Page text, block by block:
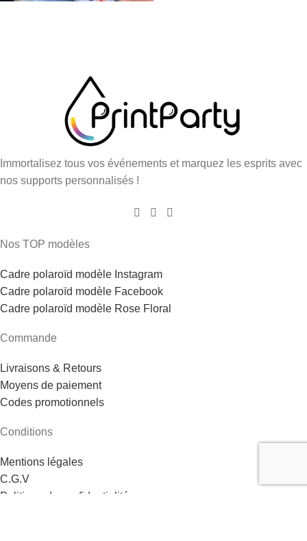
Immortalisez tous vos événements et marquez les esprits avec
nos supports personnalisés !
Nos TOP modèles
Cadre polaroïd modèle Instagram
Cadre polaroïd modèle Facebook
Cadre polaroïd modèle Rose Floral
Commande
Livraisons & Retours
Moyens de paiement
Codes promotionnels
Conditions
Mentions légales
C.G.V
Politique de confidentialité